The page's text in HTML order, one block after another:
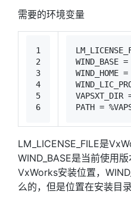
需要的环境变量
1
2
3
4
5
6
PATH =
LM_LICENSE_FILE是
WIND_BASE是当前使用
VxWorks安装位置，
么的，但是位置在安装目